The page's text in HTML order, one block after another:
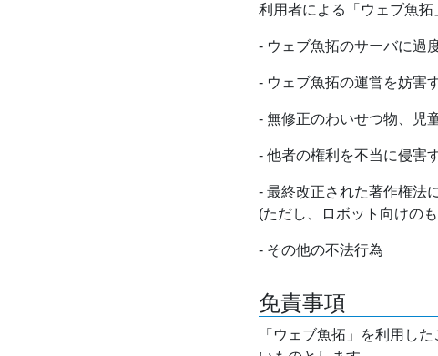
利用者による「ウェブ魚拓
- ウェブ魚拓のサーバに過
- ウェブ魚拓の運営を妨害
- 無修正のわいせつ物、児
- 他者の権利を不当に侵害
- 最終改正された著作権法
(ただし、ロボット向けの
- その他の不法行為
免責事項
「ウェブ魚拓」を利用し